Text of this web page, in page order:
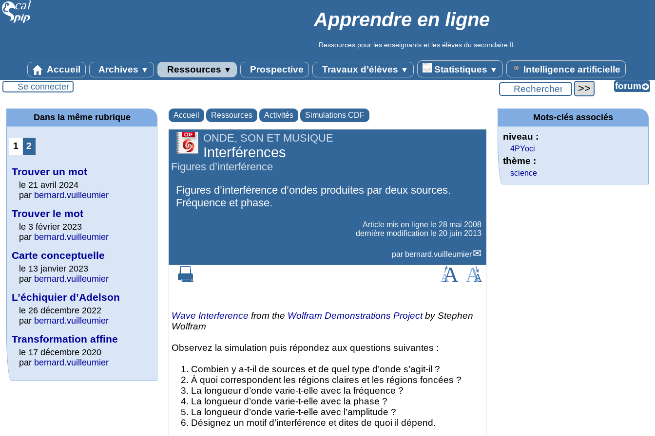
Apprendre en ligne
Ressources pour les enseignants et les élèves du secondaire II.
Accueil Archives ▼ Ressources ▼ Prospective Travaux d’élèves ▼ Statistiques ▼ Intelligence artificielle
Se connecter
Accueil Ressources Activités Simulations CDF
ONDE, SON ET MUSIQUE
Interférences
Figures d’interférence
Figures d’interférence d’ondes produites par deux sources.
Fréquence et phase.
Article mis en ligne le 28 mai 2008
dernière modification le 20 juin 2013
par bernard.vuilleumier
Wave Interference from the Wolfram Demonstrations Projectby Stephen
Wolfram
Observez la simulation puis répondez aux questions suivantes :
Combien y a-t-il de sources et de quel type d’onde s’agit-il ?
À quoi correspondent les régions claires et les régions foncées ?
La longueur d’onde varie-t-elle avec la fréquence ?
La longueur d’onde varie-t-elle avec la phase ?
La longueur d’onde varie-t-elle avec l’amplitude ?
Désignez un motif d’interférence et dites de quoi il dépend.
Dans la même rubrique
1 2
Trouver un mot
le 21 avril 2024
par bernard.vuilleumier
Trouver le mot
le 3 février 2023
par bernard.vuilleumier
Carte conceptuelle
le 13 janvier 2023
par bernard.vuilleumier
L’échiquier d’Adelson
le 26 décembre 2022
par bernard.vuilleumier
Transformation affine
le 17 décembre 2020
par bernard.vuilleumier
Mots-clés associés
niveau :
4PYoci
thème :
science